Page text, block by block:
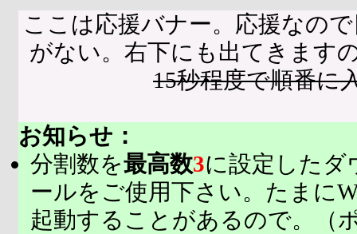
ここは応援バナー。応援なの
がない。右下にも出てきます
15秒程度で順番に
お知らせ：
分割数を最高数3に設定したダ
ールをご使用下さい。たまに
起動することがあるので。（